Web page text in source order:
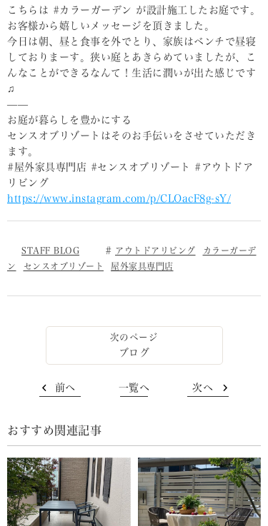
こちらは #カラーガーデン が設計施工したお庭です。
お客様から嬉しいメッセージを頂きました。
今日は朝、昼と食事を外でとり、家族はベンチで昼寝
しておりまーす。狭い庭とあきらめていましたが、こ
んなことができるなんて！生活に潤いが出た感じです
♫
——
お庭が暮らしを豊かにする
センスオブリゾートはそのお手伝いをさせていただき
ます。
#屋外家具専門店 #センスオブリゾート #アウトドア
リビング
https://www.instagram.com/p/CLOacF8g-sY/
STAFF BLOG アウトドアリビング
カラーガーデ
ン
センスオブリゾート 屋外家具専門店
ブログ
前へ 一覧へ 次へ
おすすめ関連記事